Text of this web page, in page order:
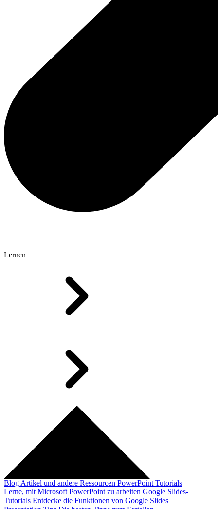
Lernen
Blog Artikel und andere Ressourcen PowerPoint Tutorials
Lerne, mit Microsoft PowerPoint zu arbeiten Google Slides-
Tutorials Entdecke die Funktionen von Google Slides